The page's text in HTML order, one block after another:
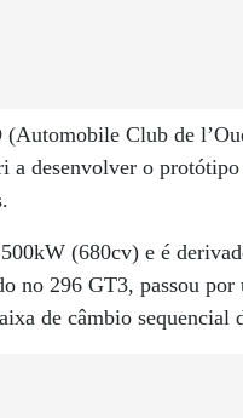
Club de
a desenvolver o
(680cv) e é
no 296 GT3, passou por
de câmbio sequencial